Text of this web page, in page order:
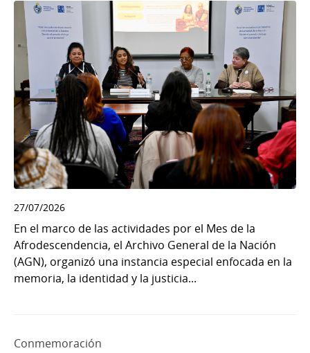
27/07/2026
En el marco de las actividades por el Mes de la
Afrodescendencia, el Archivo General de la Nación
(AGN), organizó una instancia especial enfocada en la
memoria, la identidad y la justicia...
Conmemoración